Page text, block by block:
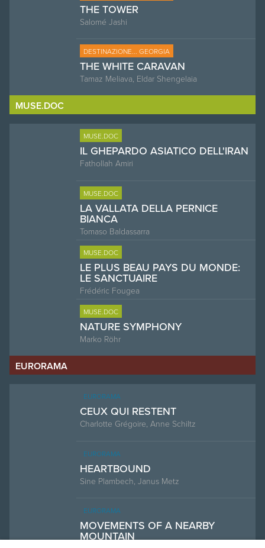
THE TOWER
Salomé Jashi
DESTINAZIONE... GEORGIA
THE WHITE CARAVAN
Tamaz Meliava, Eldar Shengelaia
MUSE.DOC
MUSE.DOC
IL GHEPARDO ASIATICO DELL'IRAN
Fathollah Amiri
MUSE.DOC
LA VALLATA DELLA PERNICE
BIANCA
Tomaso Baldassarra
MUSE.DOC
LE PLUS BEAU PAYS DU MONDE:
LE SANCTUAIRE
Frédéric Fougea
MUSE.DOC
NATURE SYMPHONY
Marko Röhr
EURORAMA
EURORAMA
CEUX QUI RESTENT
Charlotte Grégoire, Anne Schiltz
EURORAMA
HEARTBOUND
Sine Plambech, Janus Metz
EURORAMA
MOVEMENTS OF A NEARBY
MOUNTAIN